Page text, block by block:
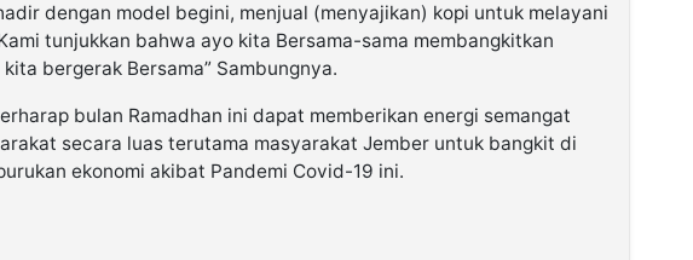
dengan model begini, menjual (menyajikan) kopi untuk melayani
tunjukkan bahwa ayo kita Bersama-sama membangkitkan
bergerak Bersama” Sambungnya.
bulan Ramadhan ini dapat memberikan energi semangat
secara luas terutama masyarakat Jember untuk bangkit di
ekonomi akibat Pandemi Covid-19 ini.